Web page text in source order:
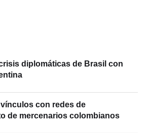
diplomáticas de Brasil con
con redes de
de mercenarios colombianos